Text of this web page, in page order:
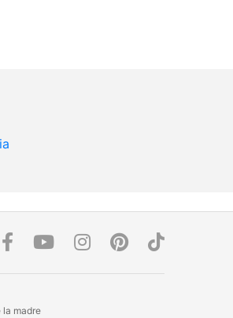
la madre